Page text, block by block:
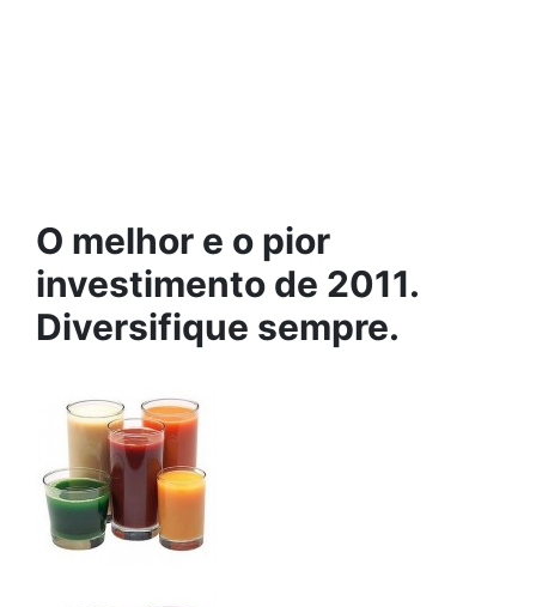
O melhor e o pior
investimento de 2011.
Diversifique sempre.